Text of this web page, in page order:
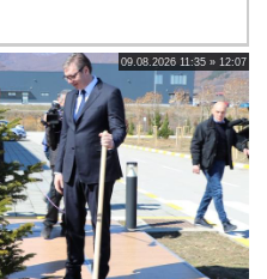
09.08.2026 11:35 » 12:07